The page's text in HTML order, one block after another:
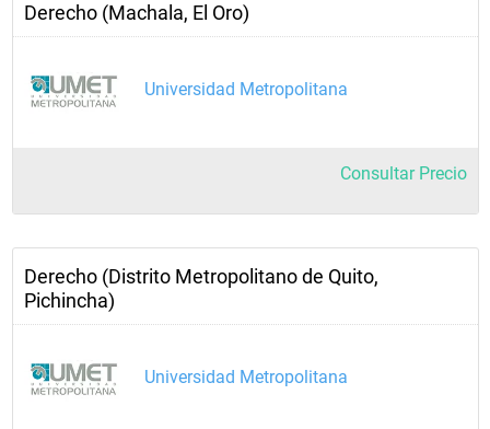
Derecho (Machala, El Oro)
Universidad Metropolitana
Consultar Precio
Derecho (Distrito Metropolitano de Quito,
Pichincha)
Universidad Metropolitana